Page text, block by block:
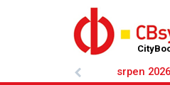
srpen 2026